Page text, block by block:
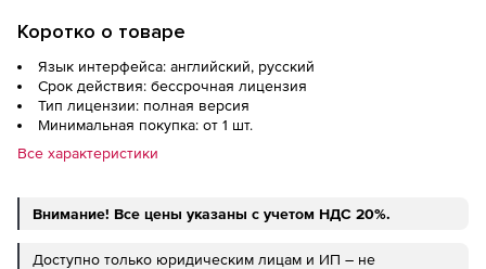
Коротко о товаре
Язык интерфейса: английский, русский
Срок действия: бессрочная лицензия
Тип лицензии: полная версия
Минимальная покупка: от 1 шт.
Все характеристики
Внимание! Все цены указаны с учетом НДС 20%.
Доступно только юридическим лицам и ИП – не